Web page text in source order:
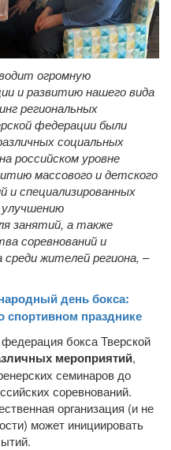
огромную
и развитию нашего вида
региональных
федерации были
социальных
российском уровне
массового и детского
и специализированных
улучшению
занятий, а также
соревнований и
среди жителей региона, –
день бокса:
спортивном празднике
бокса Тверской
мероприятий,
семинаров до
соревнований.
организация (и не
может инициировать